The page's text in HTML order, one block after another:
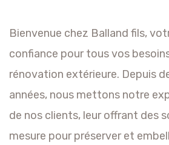
Bienvenue chez Balland fils,
confiance pour tous vos
rénovation extérieure. Depuis
années, nous mettons notre
de nos clients, leur offrant des
mesure pour préserver et